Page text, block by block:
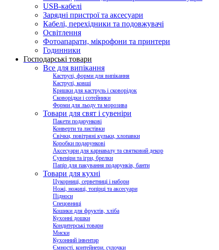
USB-кабелі
Зарядні пристрої та аксесуари
Кабелі, перехідники та подовжувачі
Освітлення
Фотоапарати, мікрофони та принтери
Годинники
Господарські товари
Все для випікання
Каструлі, форми для випікання
Каструлі, ковші
Кришки для каструль і сковорідок
Сковорідки і сотейники
Форми для льоду та морозива
Товари для свят і сувеніри
Пакети подарункові
Конверти та листівки
Свічки, повітряні кульки, хлопавки
Коробки подарункові
Аксесуари для карнавалу та святковий декор
Сувеніри та ігри, брелки
Папір для пакування подарунків, банти
Товари для кухні
Цукорниці, серветниці і набори
Ножі, ножиці, топірці та аксесуари
Підноси
Спецовниці
Кошики для фруктів, хліба
Кухонні дошки
Кондитерські товари
Миски
Кухонний інвентар
Ємності, контейнери, судочки